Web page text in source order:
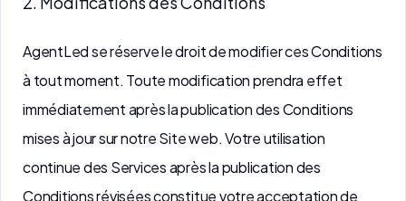
AgentLed se réserve le droit de modifier ces Conditions
à tout moment. Toute modification prendra effet
immédiatement après la publication des Conditions
mises à jour sur notre Site web. Votre utilisation
continue des Services après la publication des
Conditions révisées constitue votre acceptation de